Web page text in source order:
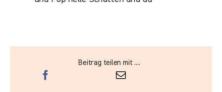
Beitrag teilen mit ....